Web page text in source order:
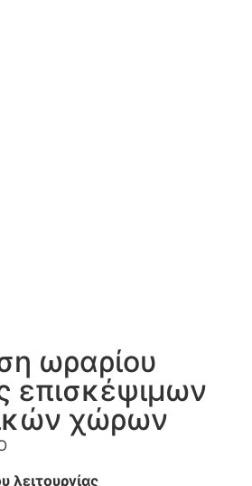
ωραρίου
επισκέψιμων
χώρων
λειτουργίας